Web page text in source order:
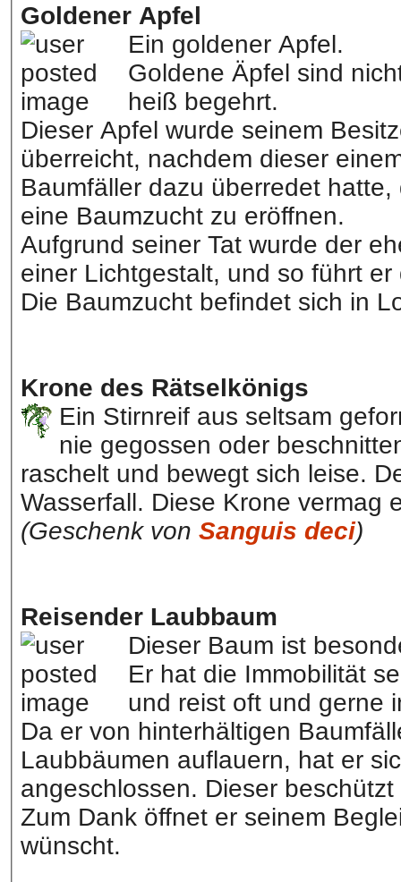
Goldener Apfel
Ein goldener Apfel.
Goldene Äpfel sind
heiß begehrt.
Dieser Apfel wurde seinem
überreicht, nachdem dieser
Baumfäller dazu überredet
eine Baumzucht zu eröffnen.
Aufgrund seiner Tat wurde der
einer Lichtgestalt, und so führt
Die Baumzucht befindet sich in
Krone des Rätselkönigs
Ein Stirnreif aus seltsam
nie gegossen oder
raschelt und bewegt sich leise.
Wasserfall. Diese Krone vermag
(Geschenk von Sanguis deci)
Reisender Laubbaum
Dieser Baum ist
Er hat die Immobilität
und reist oft und gerne
Da er von hinterhältigen
Laubbäumen auflauern, hat er
angeschlossen. Dieser
Zum Dank öffnet er seinem
wünscht.